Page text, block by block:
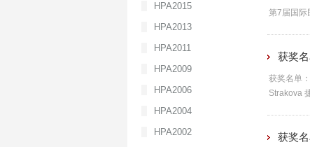
HPA2015
HPA2013
HPA2011
HPA2009
HPA2006
HPA2004
HPA2002
第7届国际
获奖
获奖名单
Strakova
获奖